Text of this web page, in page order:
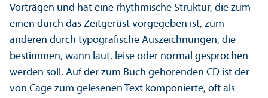
Vorträgen und hat eine rhythmische Struktur, die zum
einen durch das Zeitgerüst vorgegeben ist, zum
anderen durch typografische Auszeichnungen, die
bestimmen, wann laut, leise oder normal gesprochen
werden soll. Auf der zum Buch gehörenden CD ist der
von Cage zum gelesenen Text komponierte, oft als